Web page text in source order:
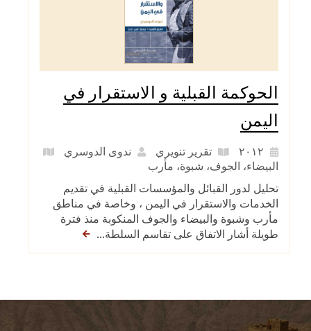
الحوكمة القبلية و الاستقرار في
اليمن
تقرير تنويري
ندوى الدوسري
البيضاء، الجوف، شبوة، مأرب
تحليل لدور القبائل والمؤسسات القبلية في تقديم
الخدمات والاستقرار في اليمن ، وخاصة في مناطق
مأرب وشبوة والبيضاء والجوف المنكوبة منذ فترة
طويلة أشار الاتفاق على تقاسم السلطة...